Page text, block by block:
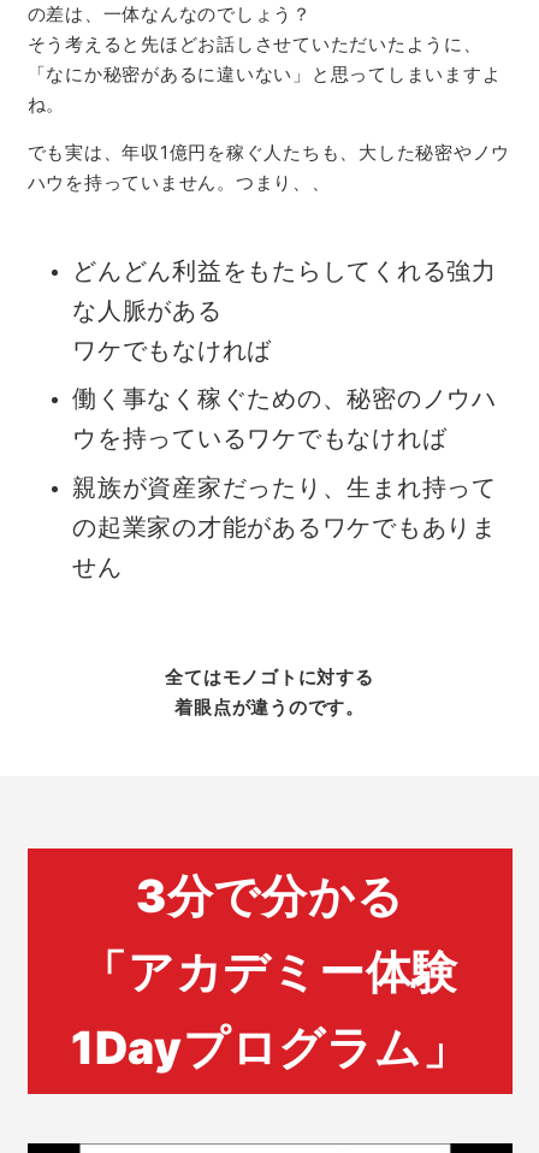
の差は、一体なんなのでしょう？
そう考えると先ほどお話しさせていただいたように、
「なにか秘密があるに違いない」と思ってしまいますよ
ね。
でも実は、年収1億円を稼ぐ人たちも、大した秘密やノウ
ハウを持っていません。 つまり、、
どんどん利益をもたらしてくれる強力
な人脈がある
ワケでもなければ
働く事なく稼ぐための、秘密のノウハ
ウを持っているワケでもなければ
親族が資産家だったり、生まれ持って
の起業家の才能があるワケでもありま
せん
全てはモノゴトに対する
着眼点が違うのです。
3分で分かる
「アカデミー体験
1Dayプログラム」